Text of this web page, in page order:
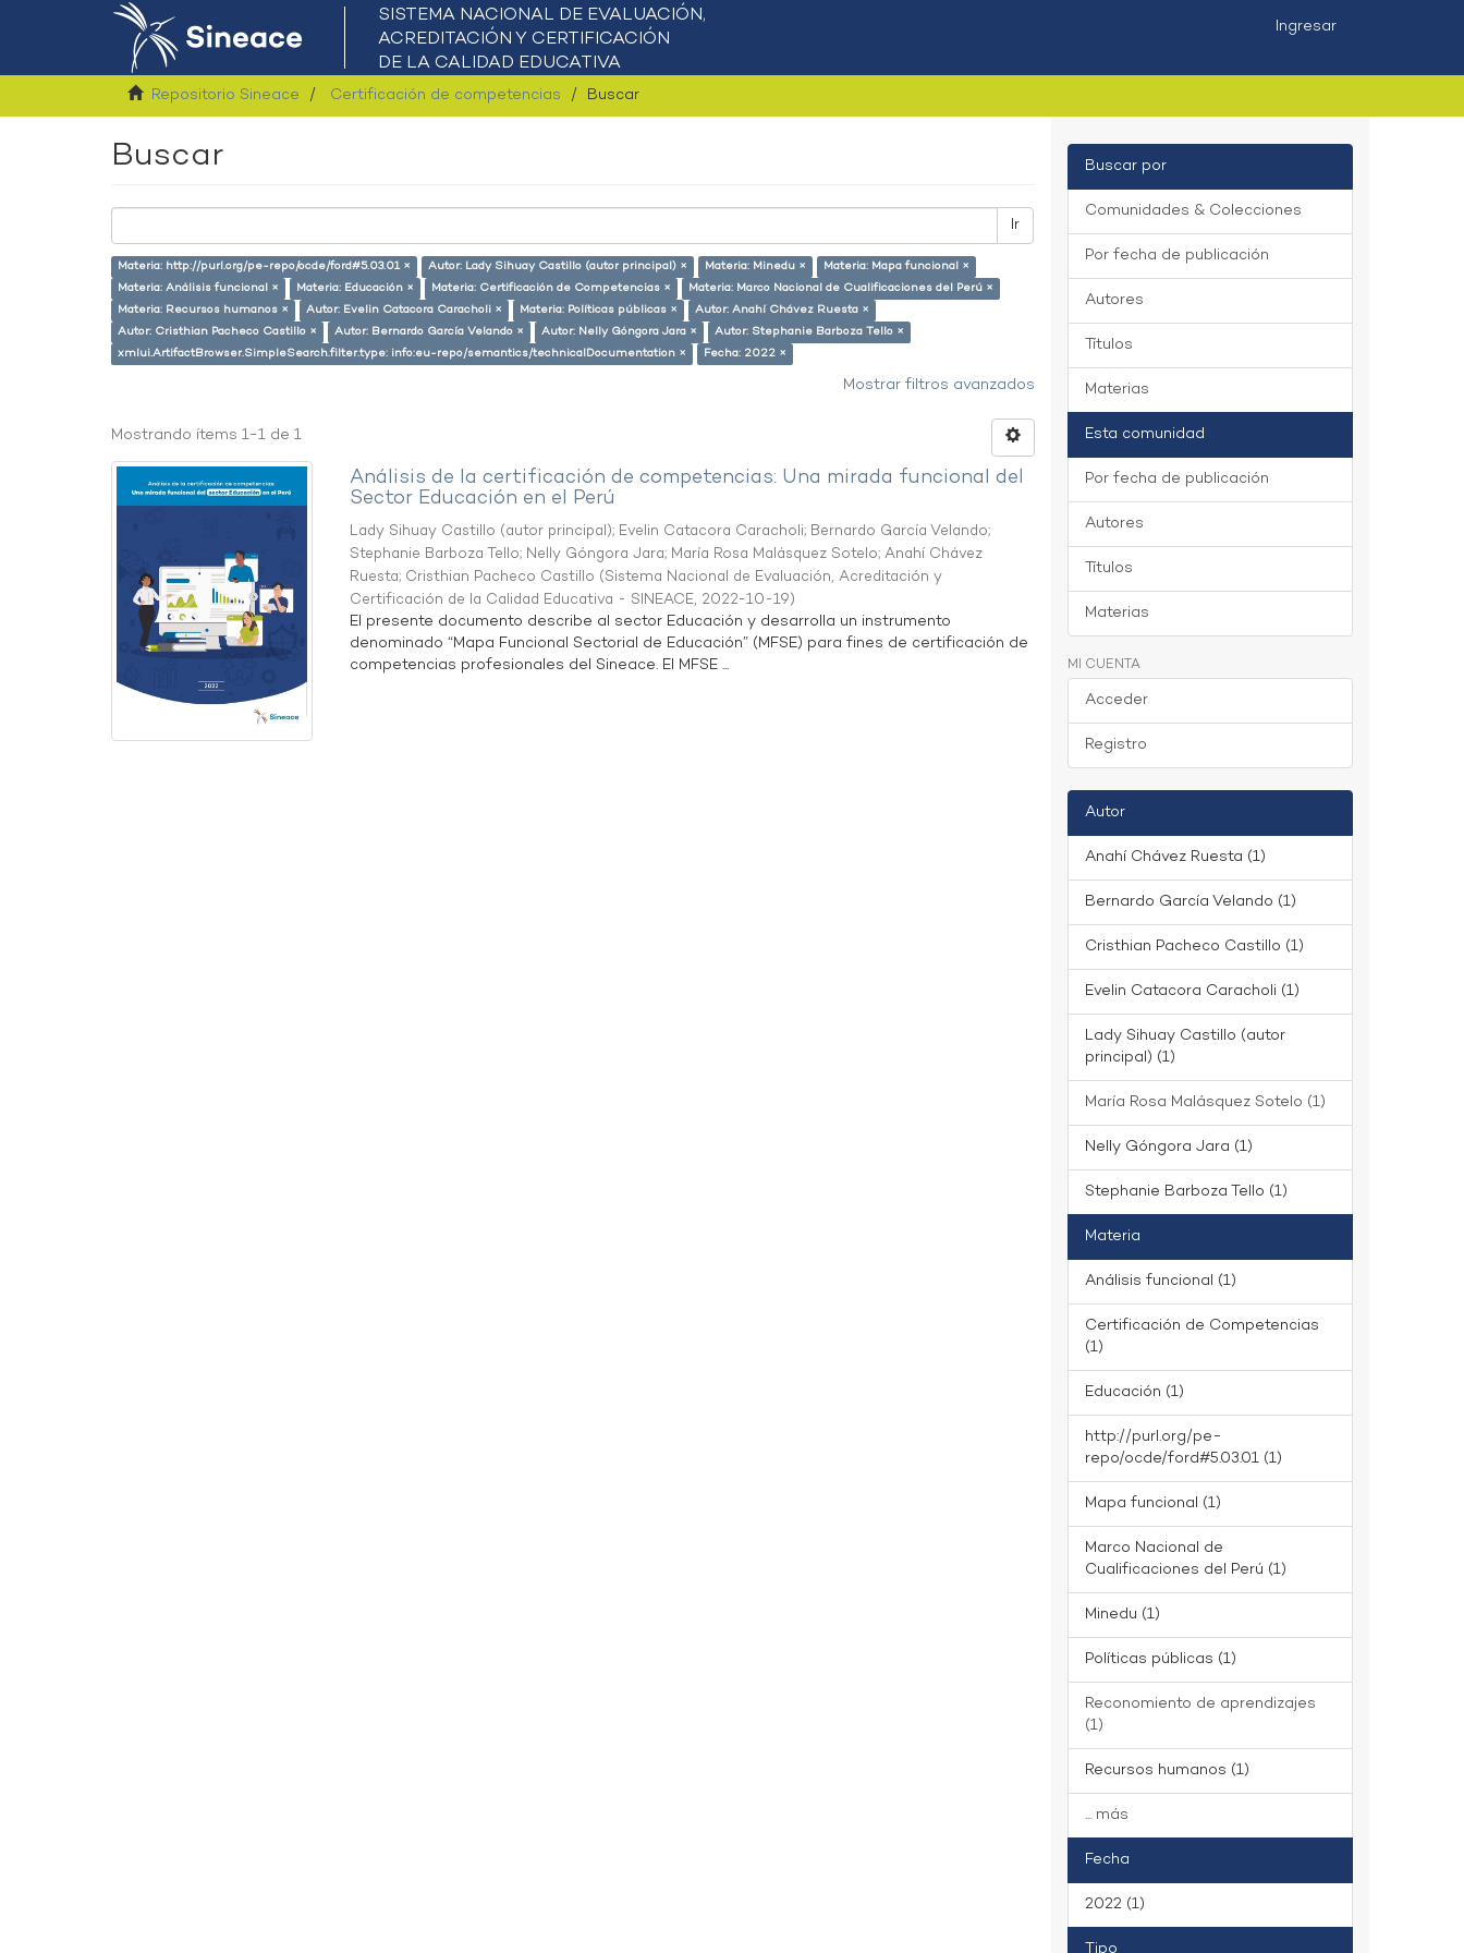
Ingresar
Repositorio Sineace Certificación de competencias Buscar
Buscar
Ir
Materia: http://purl.org/pe-repo/ocde/ford#5.03.01 × Autor: Lady Sihuay Castillo (autor principal) × Materia: Minedu ×
Materia: Mapa funcional ×
Materia: Análisis funcional ×
Materia: Educación × Materia: Certificación de Competencias ×
Materia: Marco Nacional de Cualificaciones del Perú ×
Materia: Recursos humanos ×
Autor: Evelin Catacora Caracholi × Materia: Políticas públicas ×
Autor: Anahí Chávez Ruesta ×
Autor: Cristhian Pacheco Castillo ×
Autor: Bernardo García Velando × Autor: Nelly Góngora Jara ×
Autor: Stephanie Barboza Tello ×
xmlui.ArtifactBrowser.SimpleSearch.filter.type: info:eu-repo/semantics/technicalDocumentation ×
Fecha: 2022 ×
Mostrar filtros avanzados
Mostrando ítems 1-1 de 1
Análisis de la certificación de competencias: Una mirada funcional del
Sector Educación en el Perú
Lady Sihuay Castillo (autor principal); Evelin Catacora Caracholi; Bernardo García Velando;
Stephanie Barboza Tello; Nelly Góngora Jara; María Rosa Malásquez Sotelo;Anahí Chávez
Ruesta; Cristhian Pacheco Castillo (Sistema Nacional de Evaluación, Acreditación y
Certificación de la Calidad Educativa - SINEACE, 2022-10-19)
El presente documento describe al sector Educación y desarrolla un instrumento
denominado “Mapa Funcional Sectorial de Educación” (MFSE) para fines de certificación de
competencias profesionales del Sineace. El MFSE ...
Buscar por
Comunidades & Colecciones
Por fecha de publicación
Autores
Títulos
Materias
Esta comunidad
Por fecha de publicación
Autores
Títulos
Materias
MI CUENTA
Acceder
Registro
Autor
Anahí Chávez Ruesta (1)
Bernardo García Velando (1)
Cristhian Pacheco Castillo (1)
Evelin Catacora Caracholi (1)
Lady Sihuay Castillo (autor
principal) (1)
María Rosa Malásquez Sotelo (1)
Nelly Góngora Jara (1)
Stephanie Barboza Tello (1)
Materia
Análisis funcional (1)
Certificación de Competencias
(1)
Educación (1)
http://purl.org/pe-
repo/ocde/ford#5.03.01 (1)
Mapa funcional (1)
Marco Nacional de
Cualificaciones del Perú (1)
Minedu (1)
Políticas públicas (1)
Reconomiento de aprendizajes
(1)
Recursos humanos (1)
... más
Fecha
2022 (1)